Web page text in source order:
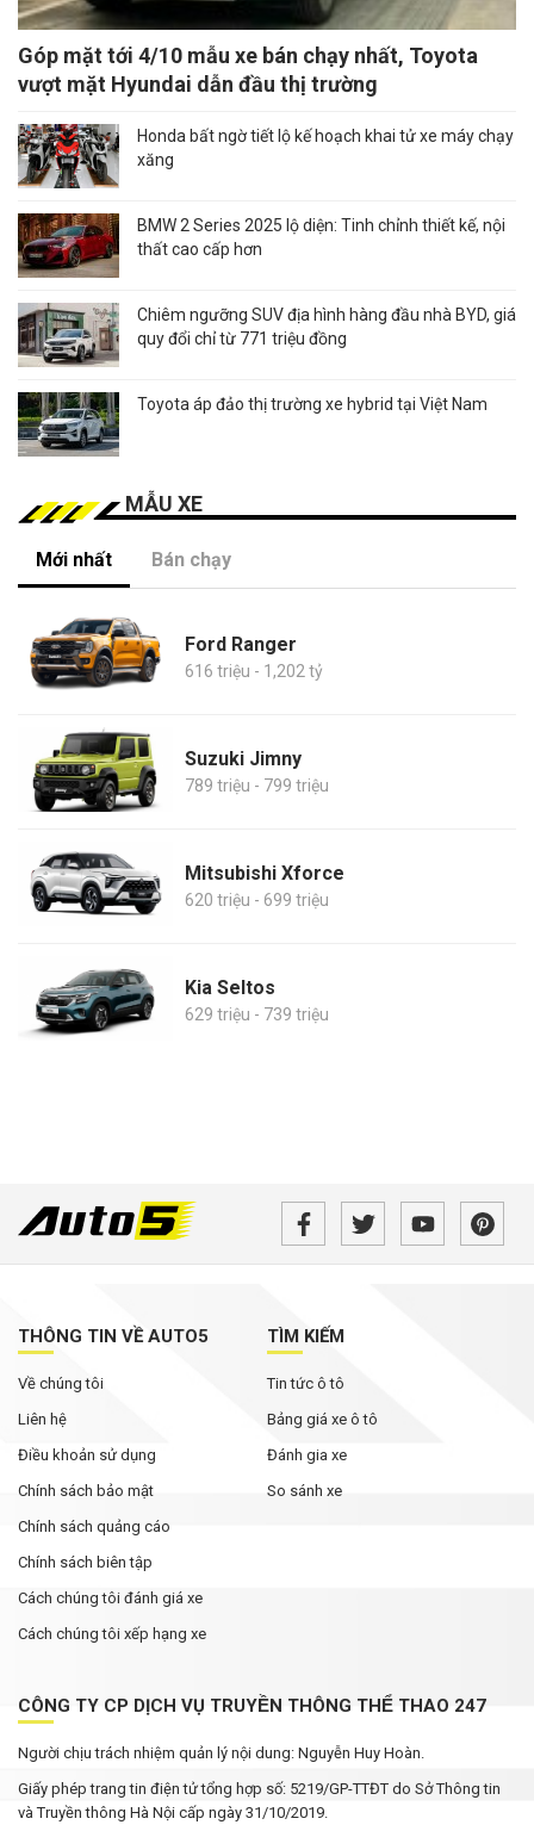
Góp mặt tới 4/10 mẫu xe bán chạy nhất, Toyota
vượt mặt Hyundai dẫn đầu thị trường
Honda bất ngờ tiết lộ kế hoạch khai tử xe máy chạy
xăng
BMW 2 Series 2025 lộ diện: Tinh chỉnh thiết kế, nội
thất cao cấp hơn
Chiêm ngưỡng SUV địa hình hàng đầu nhà BYD, giá
quy đổi chỉ từ 771 triệu đồng
Toyota áp đảo thị trường xe hybrid tại Việt Nam
MẪU XE
Mới nhất Bán chạy
Ford Ranger
616 triệu - 1,202 tỷ
Suzuki Jimny
789 triệu - 799 triệu
Mitsubishi Xforce
620 triệu - 699 triệu
Kia Seltos
629 triệu - 739 triệu
THÔNG TIN VỀ AUTO5
Về chúng tôi
Liên hệ
Điều khoản sử dụng
Chính sách bảo mật
Chính sách quảng cáo
Chính sách biên tập
Cách chúng tôi đánh giá xe
Cách chúng tôi xếp hạng xe
TÌM KIẾM
Tin tức ô tô
Bảng giá xe ô tô
Đánh gia xe
So sánh xe
CÔNG TY CP DỊCH VỤ TRUYỀN THÔNG THỂ THAO 247
Người chịu trách nhiệm quản lý nội dung: Nguyễn Huy Hoàn.
Giấy phép trang tin điện tử tổng hợp số: 5219/GP-TTĐT do Sở Thông tin
và Truyền thông Hà Nội cấp ngày 31/10/2019.